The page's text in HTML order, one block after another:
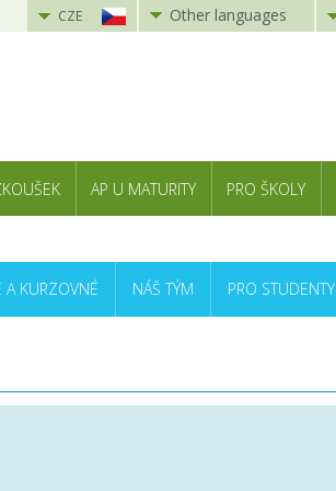
CZE Other languages
AP U MATURITY PRO ŠKOLY
A KURZOVNÉ NÁŠ TÝM PRO STUDENTY